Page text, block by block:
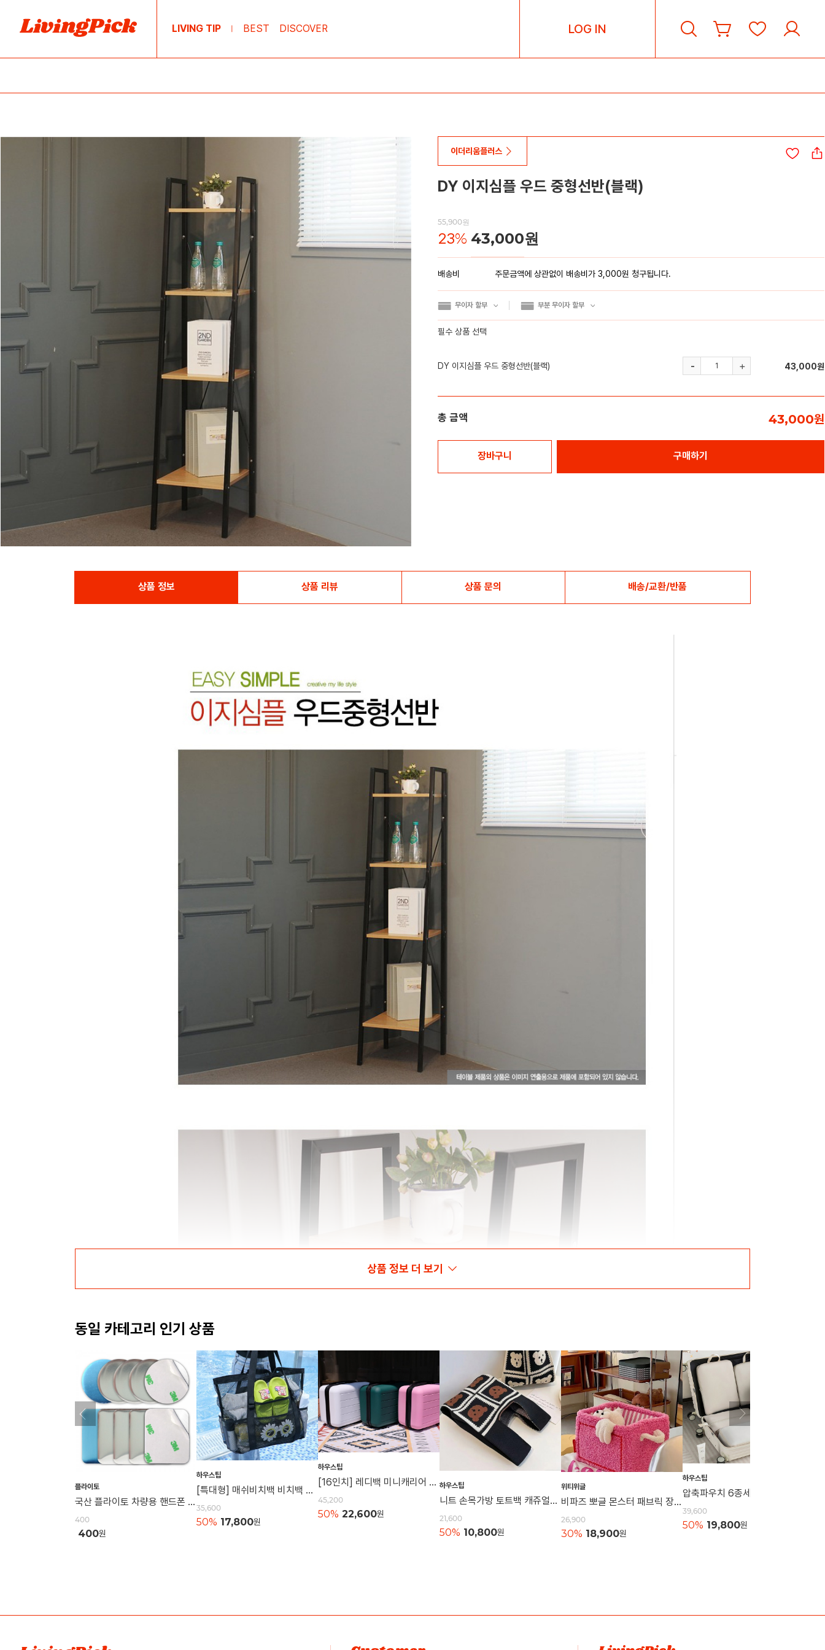
LIVING TIP | BEST DISCOVER LOG IN
이더리움플러스
DY 이지심플 우드 중형선반(블랙)
55,900원
23% 43,000원
배송비 주문금액에 상관없이 배송비가 3,000원 청구됩니다.
무이자 할부 부분 무이자 할부
필수 상품 선택
DY 이지심플 우드 중형선반(블랙) 43,000원
총 금액 43,000원
장바구니 구매하기
상품 정보 상품 리뷰 상품 문의 배송/교환/반품
상품 정보 더 보기
동일 카테고리 인기 상품
플라이토
국산 플라이토 차량용 핸드폰 자석 거치대 철판 원형 사각 40mm
400
400원
하우스팁
[특대형] 매쉬비치백 비치백 매쉬가방 여행용 숄더백 물놀이가방 수영가방 물빠지는가방
35,600
50% 17,800원
하우스팁
[16인치] 레디백 미니캐리어 여행가방 캐리어 레디백 기내용가방
45,200
50% 22,600원
하우스팁
니트 손목가방 토트백 캐쥬얼가방 니트백 묶는가방 데일리백 손가방 캔버스백 에코백
21,600
50% 10,800원
위티위글
비파즈 뽀글 몬스터 패브릭 장난감 수납함 보관함
26,900
30% 18,900원
하우스팁
39,600
50% 19,800원